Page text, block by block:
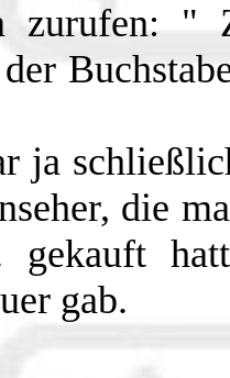
zurufen: "
ja
die
gekauft
gab.